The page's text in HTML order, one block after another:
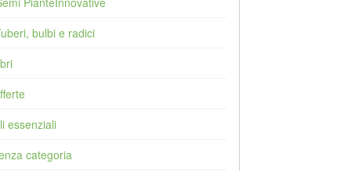
bulbi e radici
essenziali
categoria